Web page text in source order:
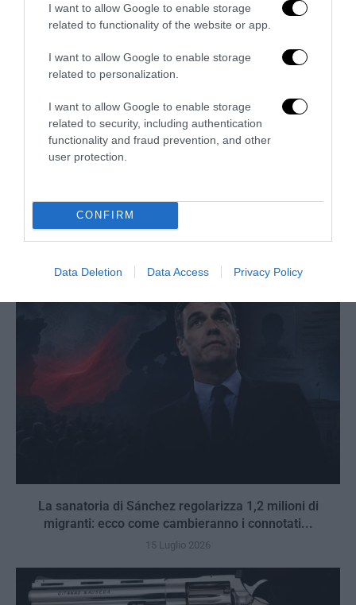
I want to allow Google to enable storage
related to functionality of the website or app.
I want to allow Google to enable storage
related to personalization.
I want to allow Google to enable storage
related to security, including authentication
functionality and fraud prevention, and other
user protection.
CONFIRM
Data Deletion Data Access Privacy Policy
Uno sguardo sull’India: attese, aspettative, equilibri di
una nazione composita
20 Luglio 2026
La sanatoria di Sánchez regolarizza 1,2 milioni di
migranti: ecco come cambieranno i connotati...
15 Luglio 2026